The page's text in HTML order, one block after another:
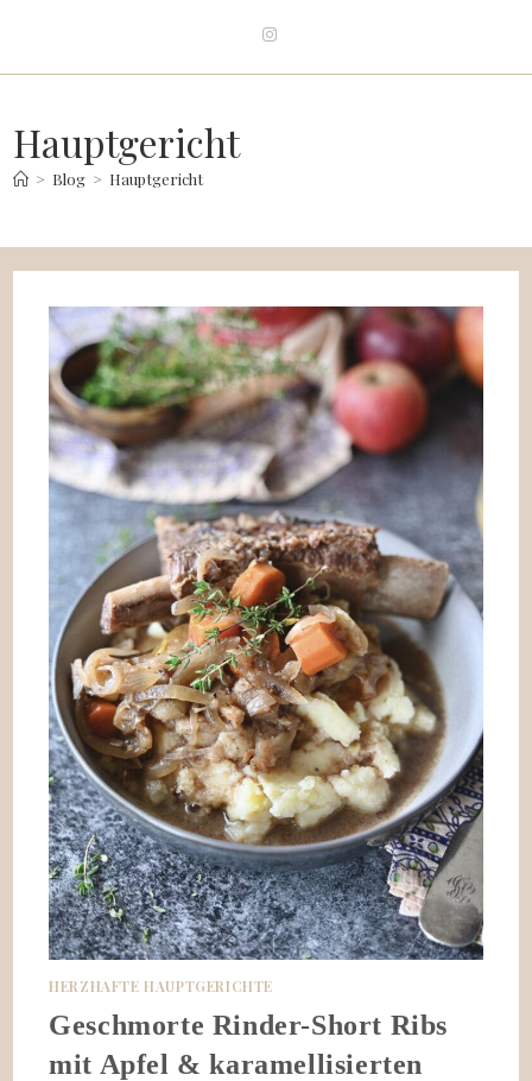
Hauptgericht
> Blog > Hauptgericht
HERZHAFTE HAUPTGERICHTE
Geschmorte Rinder-Short Ribs
mit Apfel & karamellisierten